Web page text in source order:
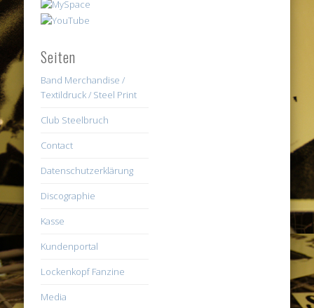
Seiten
Band Merchandise /
Textildruck / Steel Print
Club Steelbruch
Contact
Datenschutzerklärung
Discographie
Kasse
Kundenportal
Lockenkopf Fanzine
Media